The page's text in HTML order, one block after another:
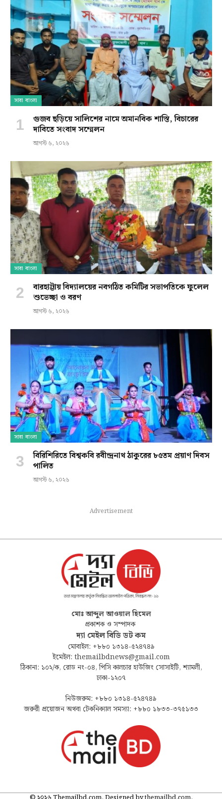
সারা বাংলা
গুজব ছড়িয়ে সালিশের নামে অমানবিক শাস্তি, বিচারের
দাবিতে সংবাদ সম্মেলন
আগস্ট ৬, ২০২৬
সারা বাংলা
বারহাট্টায় বিদ্যালয়ের নবগঠিত কমিটির সভাপতিকে ফুলেল
শুভেচ্ছা ও বরণ
আগস্ট ৬, ২০২৬
সারা বাংলা
বিরিশিরিতে বিশ্বকবি রবীন্দ্রনাথ ঠাকুরের ৮৫তম প্রয়াণ দিবস
পালিত
আগস্ট ৬, ২০২৬
Advertisement
মোঃ আব্দুল আওয়াল হিমেল
প্রকাশক ও সম্পাদক
দ্যা মেইল বিডি ডট কম
মোবাইল: +৮৮০ ১৩১৪-৫২৪৭৪৯
ইমেইল: themailbdnews@gmail.com
ঠিকানা: ১০২/ক, রোড নং-০৪, পিসি কালচার হাউজিং সোসাইটি, শ্যামলী,
ঢাকা-১২০৭
নিউজরুম: +৮৮০ ১৩১৪-৫২৪৭৪৯
জরুরী প্রয়োজন অথবা টেকনিক্যাল সমস্যা: +৮৮০ ১৮৩৩-৩৭৫১৩৩